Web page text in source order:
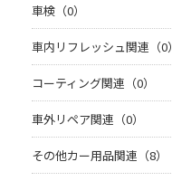
車検（0）
車内リフレッシュ関連（0）
コーティング関連（0）
車外リペア関連（0）
その他カー用品関連（8）